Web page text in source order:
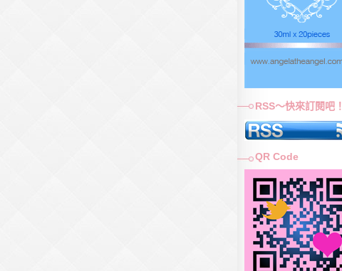
RSS～快來訂閱吧！
QR Code